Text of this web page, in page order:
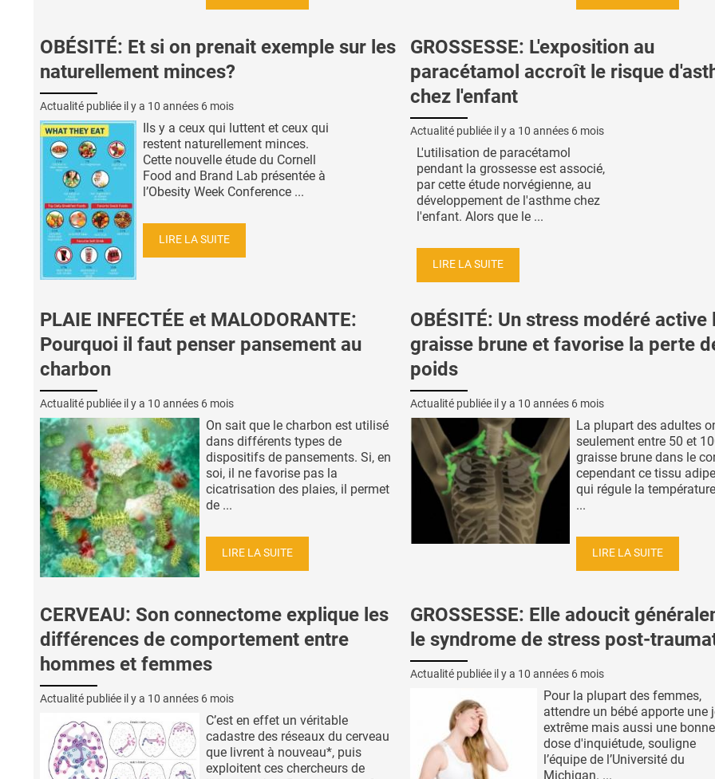
OBÉSITÉ: Et si on prenait exemple sur les
naturellement minces?
Actualité publiée il y a 10 années 6 mois
Ils y a ceux qui luttent et ceux qui
restent naturellement minces.
Cette nouvelle étude du Cornell
Food and Brand Lab présentée à
l’Obesity Week Conference ...
LIRE LA SUITE
GROSSESSE: L'exposition au
paracétamol accroît le risque
chez l'enfant
Actualité publiée il y a 10 années 6 mois
L'utilisation de paracétamol
pendant la grossesse est associé,
par cette étude norvégienne, au
développement de l'asthme chez
l'enfant. Alors que le ...
LIRE LA SUITE
PLAIE INFECTÉE et MALODORANTE:
Pourquoi il faut penser pansement au
charbon
Actualité publiée il y a 10 années 6 mois
On sait que le charbon est utilisé
dans différents types de
dispositifs de pansements. Si, en
soi, il ne favorise pas la
cicatrisation des plaies, il permet
de ...
LIRE LA SUITE
OBÉSITÉ: Un stress modéré active
graisse brune et favorise la perte
poids
Actualité publiée il y a 10 années 6 mois
La plupart des adultes
seulement entre 50 et
graisse brune dans le
cependant ce tissu
qui régule la
...
LIRE LA SUITE
CERVEAU: Son connectome explique les
différences de comportement entre
hommes et femmes
Actualité publiée il y a 10 années 6 mois
C’est en effet un véritable
cadastre des réseaux du cerveau
que livrent à nouveau*, puis
exploitent ces chercheurs de
GROSSESSE: Elle adoucit
le syndrome de stress post-
Actualité publiée il y a 10 années 6 mois
Pour la plupart des femmes,
attendre un bébé apporte une
extrême mais aussi une bonne
dose d'inquiétude, souligne
l’équipe de l’Université du
Michigan. ...